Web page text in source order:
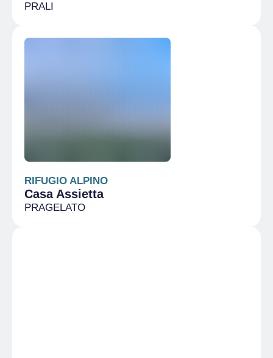
PRALI
RIFUGIO ALPINO
Casa Assietta
PRAGELATO